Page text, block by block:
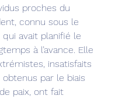
proches du
connu sous le
qui avait planifié le
à l’avance. Elle
insatisfaits
par le biais
paix, ont fait